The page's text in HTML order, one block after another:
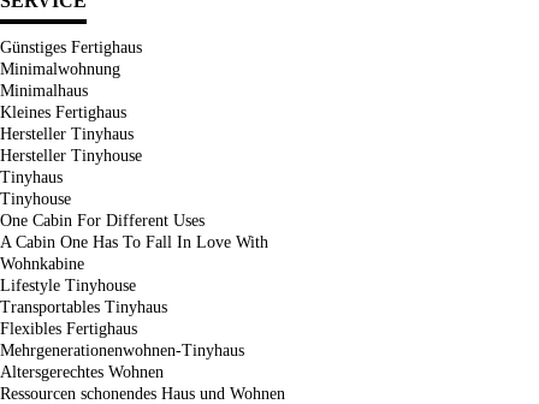
Günstiges Fertighaus
Minimalwohnung
Minimalhaus
Kleines Fertighaus
Hersteller Tinyhaus
Hersteller Tinyhouse
Tinyhaus
Tinyhouse
One Cabin For Different Uses
A Cabin One Has To Fall In Love With
Wohnkabine
Lifestyle Tinyhouse
Transportables Tinyhaus
Flexibles Fertighaus
Mehrgenerationenwohnen-Tinyhaus
Altersgerechtes Wohnen
Ressourcen schonendes Haus und Wohnen